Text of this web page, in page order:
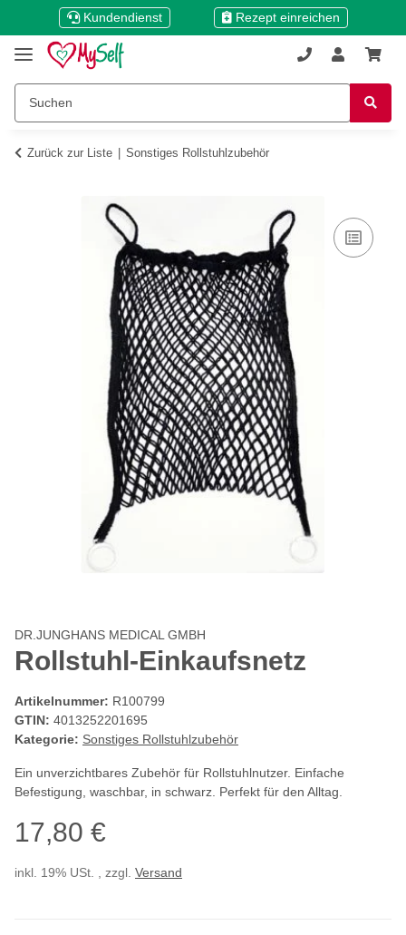
Kundendienst Rezept einreichen
Zurück zur Liste Sonstiges Rollstuhlzubehör
DR.JUNGHANS MEDICAL GMBH
Rollstuhl-Einkaufsnetz
Artikelnummer: R100799
GTIN: 4013252201695
Kategorie: Sonstiges Rollstuhlzubehör
Ein unverzichtbares Zubehör für Rollstuhlnutzer. Einfache
Befestigung, waschbar, in schwarz. Perfekt für den Alltag.
17,80 €
inkl. 19% USt. , zzgl. Versand